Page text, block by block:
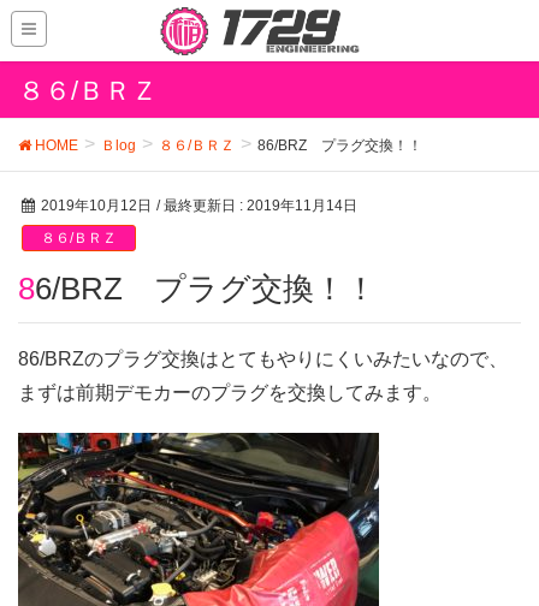
８６/ＢＲＺ
HOME Ｂlog ８６/ＢＲＺ 86/BRZ プラグ交換！！
2019年10月12日 / 最終更新日 : 2019年11月14日
８６/ＢＲＺ
86/BRZ プラグ交換！！
86/BRZのプラグ交換はとてもやりにくいみたいなので、
まずは前期デモカーのプラグを交換してみます。